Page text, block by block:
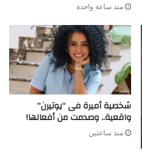
منذ ساعة واحدة
شخصية أميرة فى “يوتيرن”
واقعية.. وصدمت من أفعالها!
منذ ساعتين